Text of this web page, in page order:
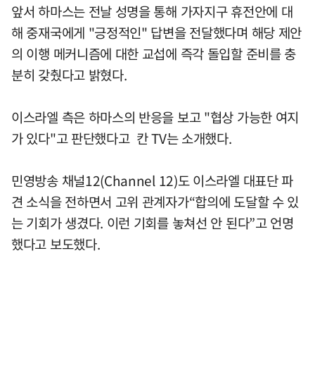
앞서 하마스는 전날 성명을 통해 가자지구 휴전안에 대
해 중재국에게 "긍정적인" 답변을 전달했다며 해당 제안
의 이행 메커니즘에 대한 교섭에 즉각 돌입할 준비를 충
분히 갖췄다고 밝혔다.
이스라엘 측은 하마스의 반응을 보고 "협상 가능한 여지
가 있다"고 판단했다고 칸 TV는 소개했다.
민영방송 채널12(Channel 12)도 이스라엘 대표단 파
견 소식을 전하면서 고위 관계자가“합의에 도달할 수 있
는 기회가 생겼다. 이런 기회를 놓쳐선 안 된다”고 언명
했다고 보도했다.